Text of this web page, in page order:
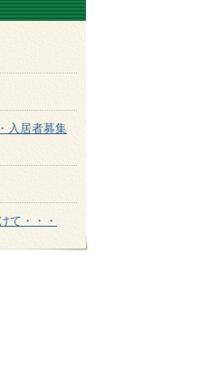
入居者募集
て・・・